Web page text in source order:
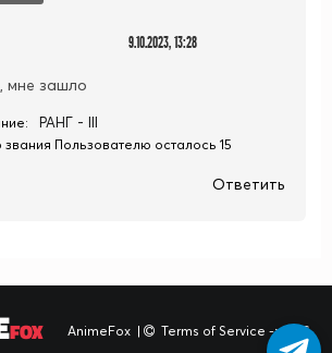
9.10.2023, 13:28
мне зашло
РАНГ - III
Пользователю осталось 15
Ответить
FOX AnimeFox | Terms of Service -> TOS